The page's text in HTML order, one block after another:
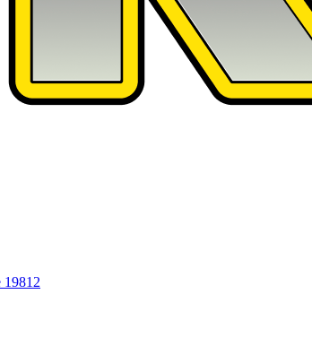
19812